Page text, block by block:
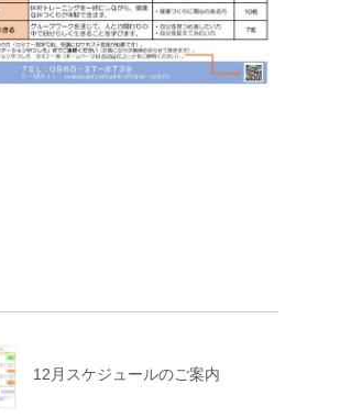
12月スケジュールのご案内